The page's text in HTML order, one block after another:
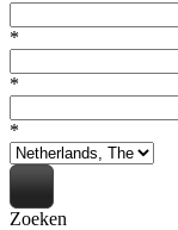
*
*
*
Zoeken